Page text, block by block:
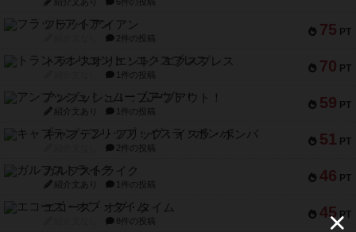
75 PT
フラットアイアン
2件の投稿
70 PT
トランスオリエント・エクスプレス
1件の投稿
59 PT
アンブッシュ！：ムーブアウト！
紹介文あり 1件の投稿
51 PT
キャプテン・フリップ：イスラ・ボンバ
2件の投稿
46 PT
ガルフストライク
紹介文あり 1件の投稿
45 PT
エコーズ・オブ・タイム
8件の投稿